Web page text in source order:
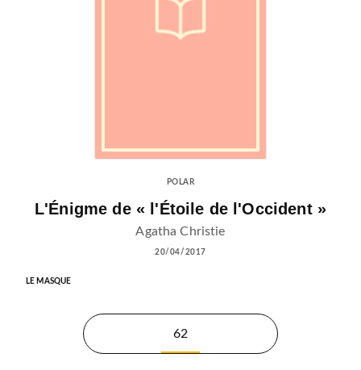
POLAR
L'Énigme de « l'Étoile de l'Occident »
Agatha Christie
20/04/2017
LE MASQUE
62